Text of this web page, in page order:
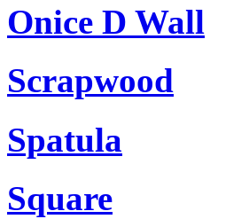
Onice D Wall
Scrapwood
Spatula
Square